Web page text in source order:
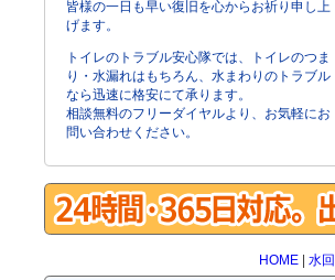
皆様の一日も早い復旧を心からお祈り申し上
げます。
トイレのトラブル安心隊では、トイレのつま
り・水漏れはもちろん、水まわりのトラブル
なら迅速に格安にて承ります。
相談無料のフリーダイヤルより、お気軽にお
問い合わせください。
HOME 水